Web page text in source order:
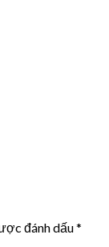
đánh dấu*